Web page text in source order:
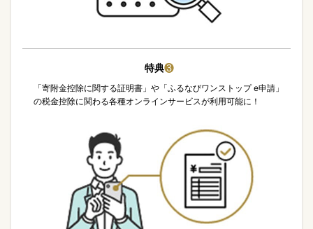
特典❸
「寄附金控除に関する証明書」や「ふるなびワンストップ e申請」
の税金控除に関わる各種オンラインサービスが利用可能に！